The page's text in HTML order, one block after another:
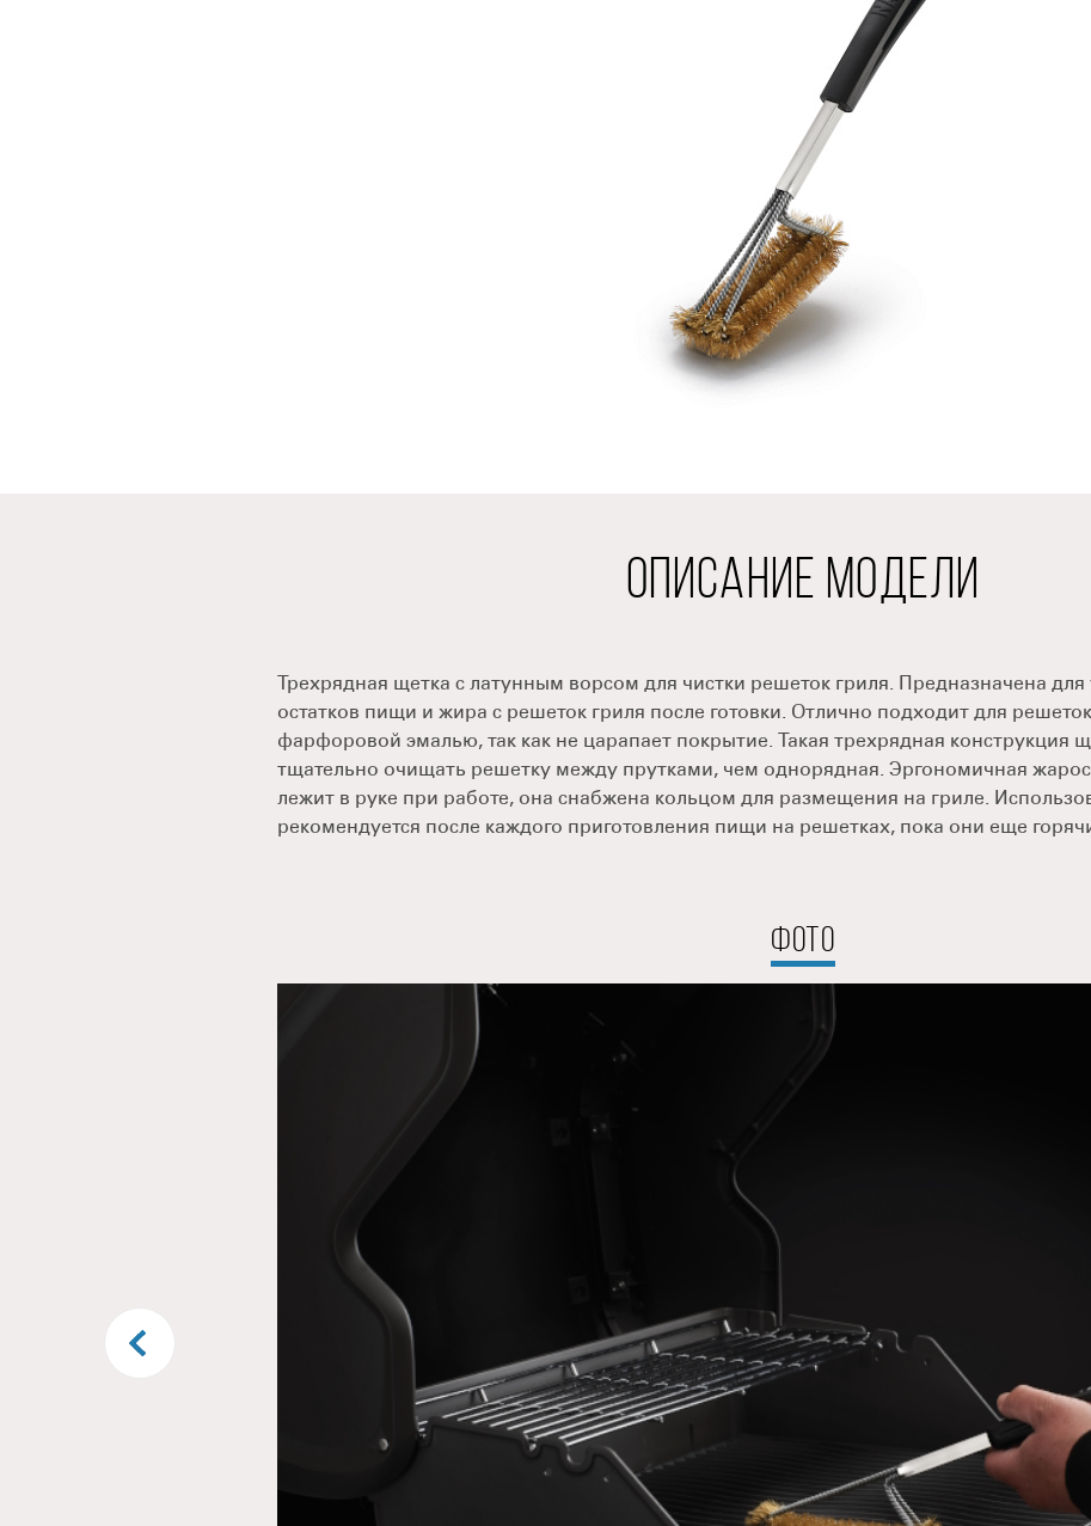
ОПИСАНИЕ МОДЕЛИ
Трехрядная щетка с латунным ворсом для чистки решеток гриля. Предназначена
остатков пищи и жира с решеток гриля после готовки. Отлично подходит для решеток
фарфоровой эмалью, так как не царапает покрытие. Такая трехрядная конструкция
тщательно очищать решетку между прутками, чем однорядная. Эргономичная
лежит в руке при работе, она снабжена кольцом для размещения на гриле.
рекомендуется после каждого приготовления пищи на решетках, пока они еще
ФОТО